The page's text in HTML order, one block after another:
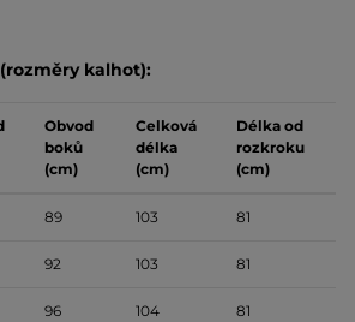
kalhot):
Obvod
boků
(cm)
Celková
délka
(cm)
Délka od
rozkroku
(cm)
89 103 81
92 103 81
96 104 81